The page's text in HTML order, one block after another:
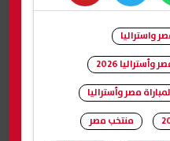
واستراليا
2026
مصر وأستراليا
منتخب مصر